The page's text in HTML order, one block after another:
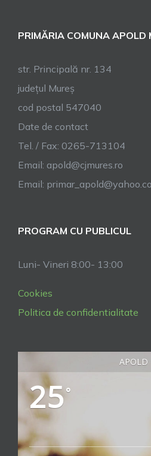
PRIMĂRIA COMUNA APOLD
str. Principală nr. 134
județul Mureș
cod postal 547040
Date de contact
Tel. / Fax: 0265-713104
Email: apold@cjmures.ro
Email:
PROGRAM CU PUBLICUL
Luni- Vineri 8:00- 13:00
Cookies
Politica de confidentialitate
APOLD
25°